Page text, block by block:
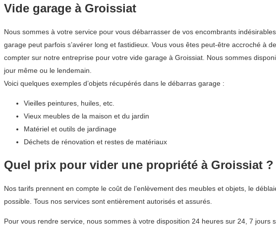
Vide garage à Groissiat
Nous sommes à votre service pour vous débarrasser de vos encombrants
garage peut parfois s’avérer long et fastidieux. Vous vous êtes peut-être accroché à
compter sur notre entreprise pour votre vide garage à Groissiat. Nous sommes
jour même ou le lendemain.
Voici quelques exemples d’objets récupérés dans le débarras garage :
Vieilles peintures, huiles, etc.
Vieux meubles de la maison et du jardin
Matériel et outils de jardinage
Déchets de rénovation et restes de matériaux
Quel prix pour vider une propriété à Groissiat ?
Nos tarifs prennent en compte le coût de l’enlèvement des meubles et objets, le
possible. Tous nos services sont entièrement autorisés et assurés.
Pour vous rendre service, nous sommes à votre disposition 24 heures sur 24, 7 jours